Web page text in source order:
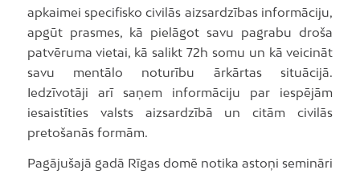
apkaimei specifisko civilās aizsardzības informāciju,
apgūt prasmes, kā pielāgot savu pagrabu droša
patvēruma vietai, kā salikt 72h somu un kā veicināt
savu mentālo noturību ārkārtas situācijā.
Iedzīvotāji arī saņem informāciju par iespējām
iesaistīties valsts aizsardzībā un citām civilās
pretošanās formām.
Pagājušajā gadā Rīgas domē notika astoņi semināri